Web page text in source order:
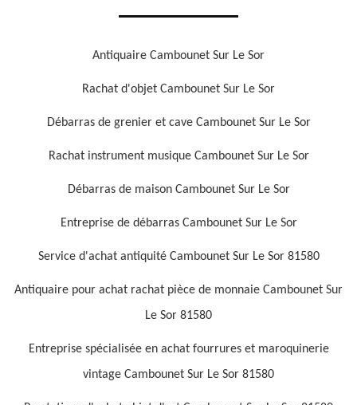
Antiquaire Cambounet Sur Le Sor
Rachat d'objet Cambounet Sur Le Sor
Débarras de grenier et cave Cambounet Sur Le Sor
Rachat instrument musique Cambounet Sur Le Sor
Débarras de maison Cambounet Sur Le Sor
Entreprise de débarras Cambounet Sur Le Sor
Service d'achat antiquité Cambounet Sur Le Sor 81580
Antiquaire pour achat rachat pièce de monnaie Cambounet Sur
Le Sor 81580
Entreprise spécialisée en achat fourrures et maroquinerie
vintage Cambounet Sur Le Sor 81580